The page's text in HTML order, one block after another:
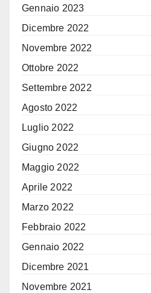
Gennaio 2023
Dicembre 2022
Novembre 2022
Ottobre 2022
Settembre 2022
Agosto 2022
Luglio 2022
Giugno 2022
Maggio 2022
Aprile 2022
Marzo 2022
Febbraio 2022
Gennaio 2022
Dicembre 2021
Novembre 2021